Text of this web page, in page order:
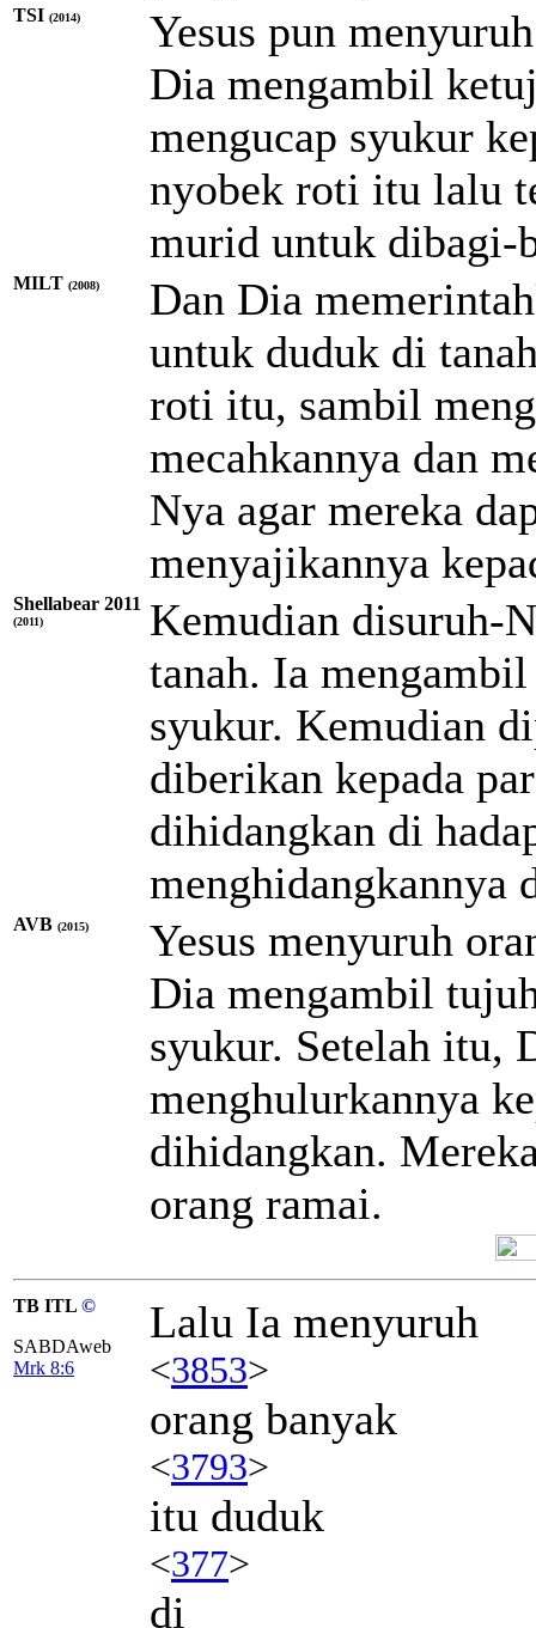
TSI (2014)
Yesus pun
Dia mengambil
mengucap syukur
nyobek roti itu lalu
murid untuk dibagi-
MILT (2008)
Dan Dia
untuk duduk di
roti itu, sambil
mecahkannya dan
Nya agar mereka
menyajikannya
Shellabear 2011
(2011)
Kemudian disuruh-
tanah. Ia
syukur. Kemudian
diberikan kepada
dihidangkan di
menghidangkannya
AVB (2015)
Yesus menyuruh
Dia mengambil
syukur. Setelah itu,
menghulurkannya
dihidangkan.
orang ramai.
TB ITL ©
SABDAweb
Mrk 8:6
Lalu Ia menyuruh
<3853>
orang banyak
<3793>
itu duduk
<377>
di